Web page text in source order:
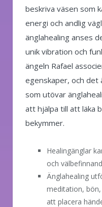
beskriva väsen som
energi och andlig
änglahealing anses
unik vibration och
ängeln Rafael
egenskaper, och
som utövar
att hjälpa till att läka
bekymmer.
Healingänglar
och
Änglahealing
meditation,
att placera